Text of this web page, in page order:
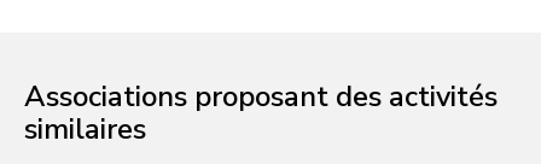
Associations proposant des activités
similaires